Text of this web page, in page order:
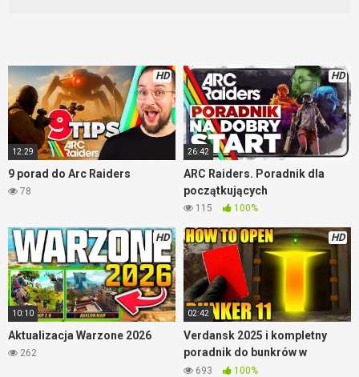
MP7
HD
12:29
9 porad do Arc Raiders
78
HD
26:42
ARC Raiders. Poradnik dla
początkujących
115 100%
HD
10:10
Aktualizacja Warzone 2026
262
HD
02:42
Verdansk 2025 i kompletny
poradnik do bunkrów w
Warzone
693 100%